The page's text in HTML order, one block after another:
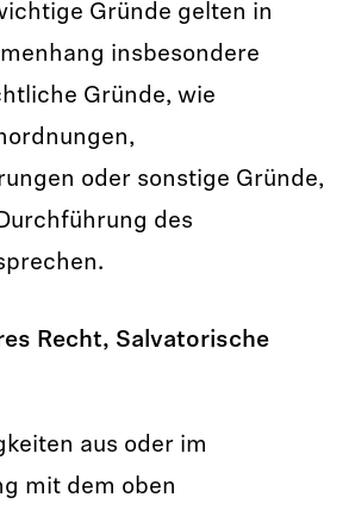
Gründe gelten in
insbesondere
Gründe, wie
oder sonstige Gründe,
des
Recht, Salvatorische
aus oder im
mit dem oben